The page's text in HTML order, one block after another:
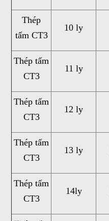
Thép
tấm CT3
10 ly
Thép tấm
CT3
11 ly
Thép tấm
CT3
12 ly
Thép tấm
CT3
13 ly
Thép tấm
CT3
14ly